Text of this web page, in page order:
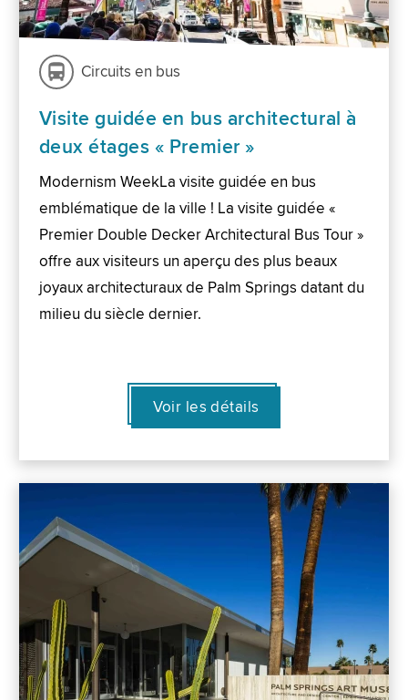
Circuits en bus
Visite guidée en bus architectural à
deux étages « Premier »
Modernism WeekLa visite guidée en bus
emblématique de la ville ! La visite guidée «
Premier Double Decker Architectural Bus Tour »
offre aux visiteurs un aperçu des plus beaux
joyaux architecturaux de Palm Springs datant du
milieu du siècle dernier.
Voir les détails